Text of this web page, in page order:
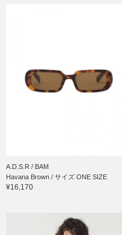
A.D.S.R / BAM
Havana Brown / サイズ ONE SIZE
¥16,170